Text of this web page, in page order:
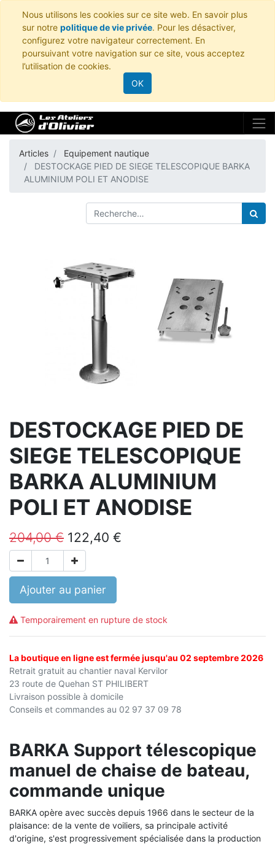
Nous utilisons les cookies sur ce site web. En savoir plus
sur notre politique de vie privée. Pour les désactiver,
configurez votre navigateur correctement. En
poursuivant votre navigation sur ce site, vous acceptez
l’utilisation de cookies.
OK
Articles
Equipement nautique
DESTOCKAGE PIED DE SIEGE TELESCOPIQUE BARKA
ALUMINIUM POLI ET ANODISE
DESTOCKAGE PIED DE
SIEGE TELESCOPIQUE
BARKA ALUMINIUM
POLI ET ANODISE
204,00€ 122,40 €
Ajouter au panier
Temporairement en rupture de stock
La boutique en ligne est fermée jusqu'au 02 septembre 2026
Retrait gratuit au chantier naval Kervilor
23 route de Quehan ST PHILIBERT
Livraison possible à domicile
Conseils et commandes au 02 97 37 09 78
BARKA Support télescopique
manuel de chaise de bateau,
commande unique
BARKA opère avec succès depuis 1966 dans le secteur de la
plaisance: de la vente de voiliers, sa principale activité
d'origine, s'est progressivement spécialisée dans la production